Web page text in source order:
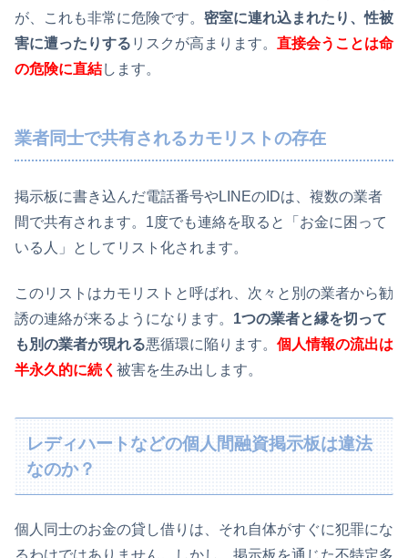
が、これも非常に危険です。 密室に連れ込まれたり、性被
害に遭ったりする リスクが高まります。 直接会うことは命
の危険に直結します。
業者同士で共有されるカモリストの存在
掲示板に書き込んだ電話番号やLINEのIDは、複数の業者
間で共有されます。1度でも連絡を取ると「お金に困って
いる人」としてリスト化されます。
このリストはカモリストと呼ばれ、次々と別の業者から勧
誘の連絡が来るようになります。 1つの業者と縁を切って
も別の業者が現れる悪循環に陥ります。 個人情報の流出は
半永久的に続く 被害を生み出します。
レディハートなどの個人間融資掲示板は違法
なのか？
個人同士のお金の貸し借りは、それ自体がすぐに犯罪にな